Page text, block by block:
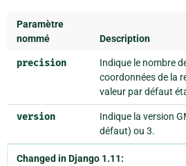
Paramètre
nommé
Description
precision
Indique le nombre
coordonnées de la
valeur par défaut
version
Indique la version
défaut) ou 3.
Changed in Django 1.11: